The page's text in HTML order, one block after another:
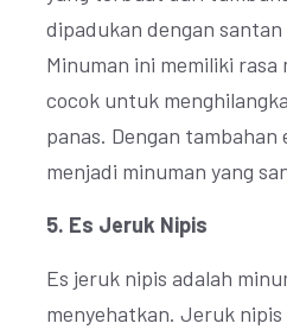
dipadukan dengan santan
Minuman ini memiliki rasa
cocok untuk
panas. Dengan tambahan
menjadi minuman yang
5. Es Jeruk Nipis
Es jeruk nipis adalah
menyehatkan. Jeruk